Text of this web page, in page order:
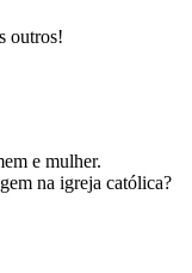
outros!
e mulher.
na igreja católica?